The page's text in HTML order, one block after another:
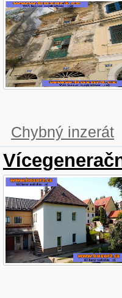
Chybný inzerát